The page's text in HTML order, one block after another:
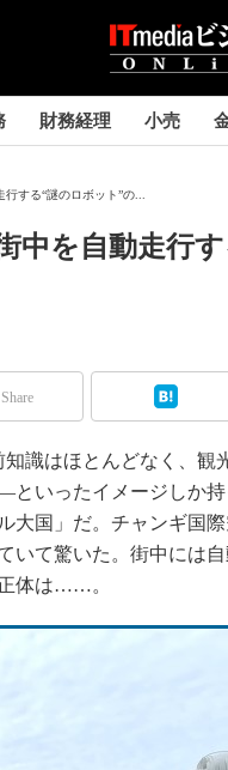
財務経理 小売
する“謎のロボット”の...
中を自動走行
Share
識はほとんどなく、観
いったイメージしか
大国」だ。チャンギ国
いて驚いた。街中には
体は……。